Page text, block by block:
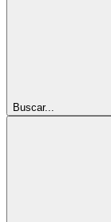
Buscar...